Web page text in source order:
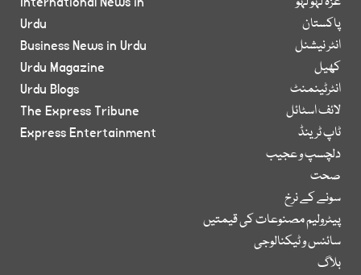
پاکستان
انٹر نیشنل
کھیل
انٹرٹینمنٹ
لائف اسٹائل
ٹاپ ٹرینڈ
دلچسپ و عجیب
صحت
سونے کے نرخ
پیٹرولیم مصنوعات کی قیمتیں
سائنس و ٹیکنالوجی
بلاگ
Urdu
Business News in Urdu
Urdu Magazine
Urdu Blogs
The Express Tribune
Express Entertainment